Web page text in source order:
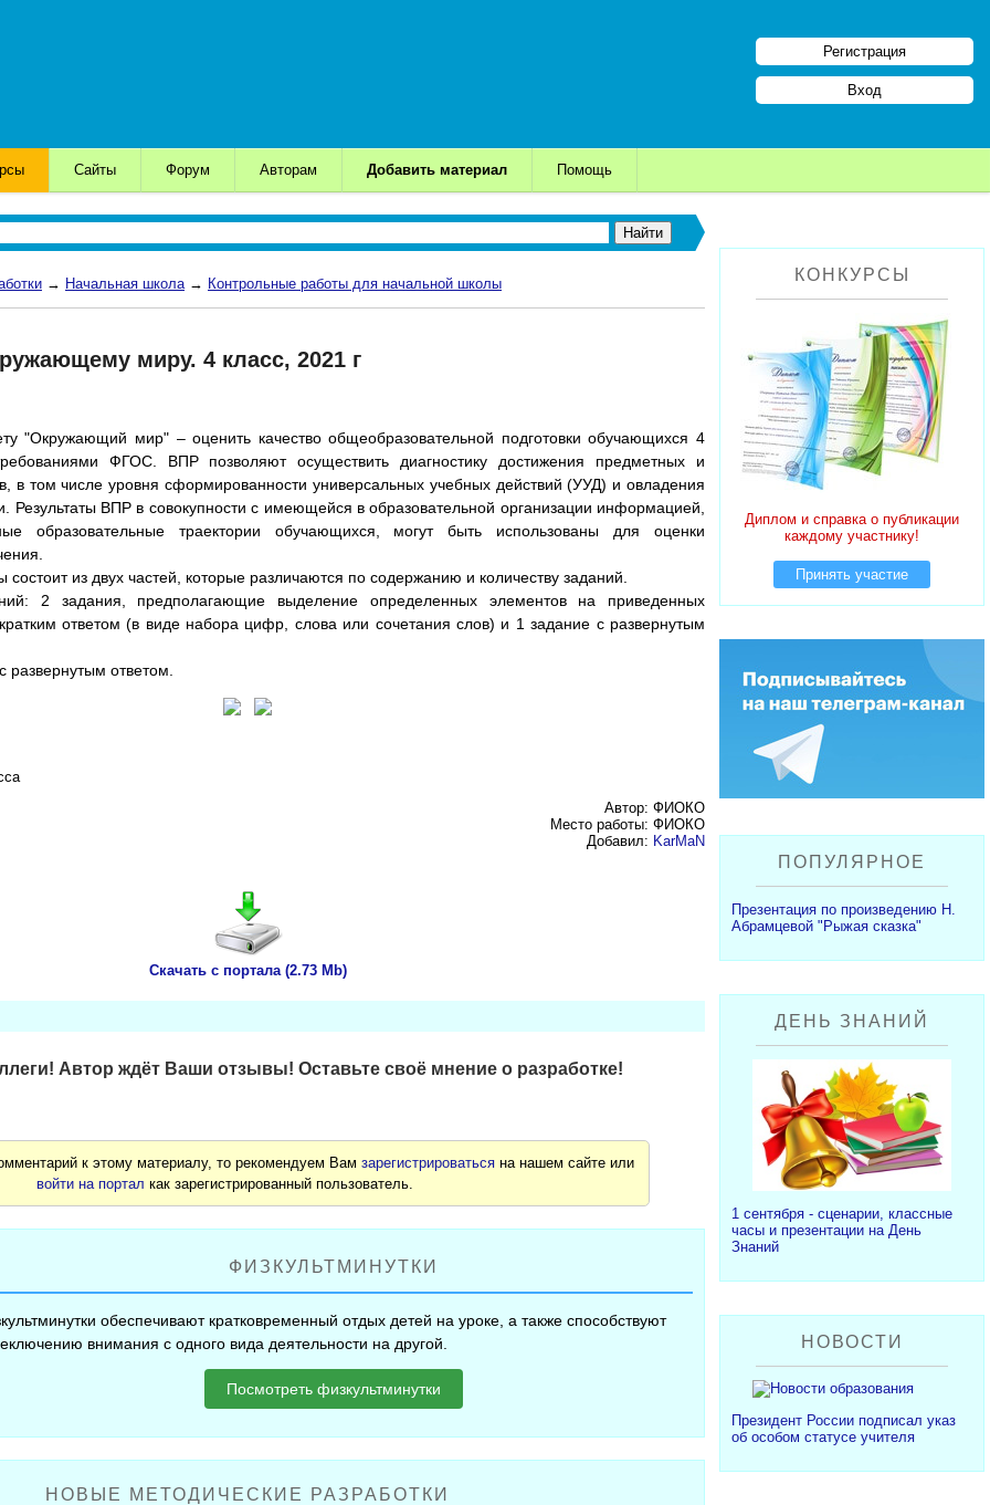
Регистрация
Вход
Сайты Форум Авторам Добавить материал Помощь
→ Начальная школа→ Контрольные работы для начальной школы
миру. 4 класс, 2021 г
"Окружающий мир" – оценить качество общеобразовательной подготовки обучающихся 4
ФГОС. ВПР позволяют осуществить диагностику достижения предметных и
в том числе уровня сформированности универсальных учебных действий (УУД) и овладения
ВПР в совокупности с имеющейся в образовательной организации информацией,
образовательные траектории обучающихся, могут быть использованы для оценки
из двух частей, которые различаются по содержанию и количеству заданий.
2 задания, предполагающие выделение определенных элементов на приведенных
ответом (в виде набора цифр, слова или сочетания слов) и 1 задание с развернутым
развернутым ответом.
Автор: ФИОКО
Место работы: ФИОКО
Добавил: KarMaN
Скачать с портала (2.73 Mb)
Автор ждёт Ваши отзывы! Оставьте своё мнение о разработке!
к этому материалу, то рекомендуем Вамзарегистрироваться на нашем сайте или
войти на портал как зарегистрированный пользователь.
ФИЗКУЛЬТМИНУТКИ
обеспечивают кратковременный отдых детей на уроке, а также способствуют
внимания с одного вида деятельности на другой.
Посмотреть физкультминутки
НОВЫЕ МЕТОДИЧЕСКИЕ РАЗРАБОТКИ
КОНКУРСЫ
Диплом и справка о публикации
каждому участнику!
Принять участие
ПОПУЛЯРНОЕ
Презентация по произведению Н.
Абрамцевой "Рыжая сказка"
ДЕНЬ ЗНАНИЙ
1 сентября - сценарии, классные
часы и презентации на День
Знаний
НОВОСТИ
Президент России подписал указ
об особом статусе учителя